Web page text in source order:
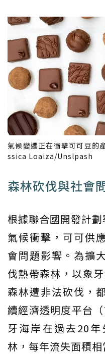
氣候變遷正在衝擊可可豆的
ssica Loaiza/Unslpash
森林砍伐與社會
根據聯合國開發計
氣候衝擊，可可供
會問題影響。為擴
伐熱帶森林，以象
森林遭非法砍伐，
續經濟透明度平台
牙海岸在過去20
林，每年流失面積